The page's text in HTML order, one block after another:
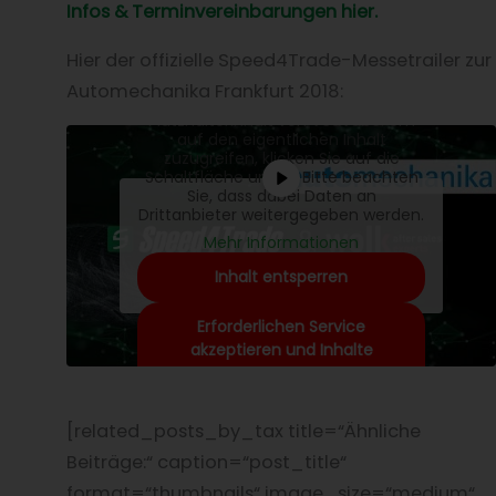
Infos & Terminvereinbarungen hier.
Hier der offizielle Speed4Trade-Messetrailer zur
Automechanika Frankfurt 2018:
Sie sehen gerade einen
Platzhalterinhalt vonYouTube. Um
auf den eigentlichen Inhalt
zuzugreifen, klicken Sie auf die
Schaltfläche unten. Bitte beachten
Sie, dass dabei Daten an
Drittanbieter weitergegeben werden.
Mehr Informationen
Inhalt entsperren
Erforderlichen Service
akzeptieren und Inhalte
entsperren
[related_posts_by_tax title=“Ähnliche
Beiträge:“ caption=“post_title“